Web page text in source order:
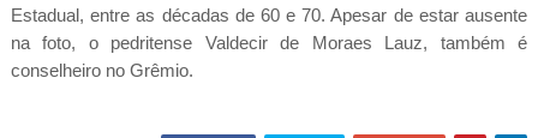
Estadual, entre as décadas de 60 e 70. Apesar de estar ausente
na foto, o pedritense Valdecir de Moraes Lauz, também é
conselheiro no Grêmio.